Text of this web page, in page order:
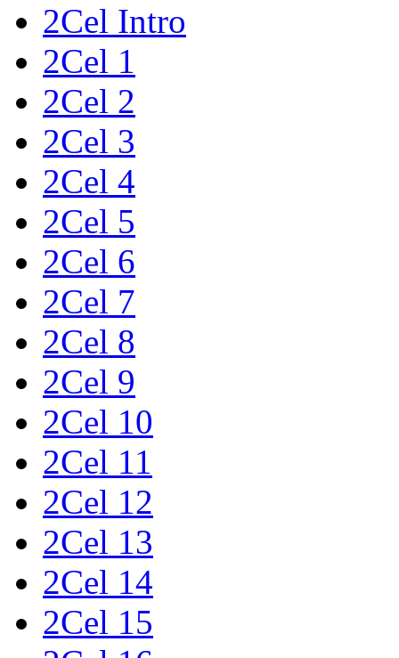
2Cel Intro
2Cel 1
2Cel 2
2Cel 3
2Cel 4
2Cel 5
2Cel 6
2Cel 7
2Cel 8
2Cel 9
2Cel 10
2Cel 11
2Cel 12
2Cel 13
2Cel 14
2Cel 15